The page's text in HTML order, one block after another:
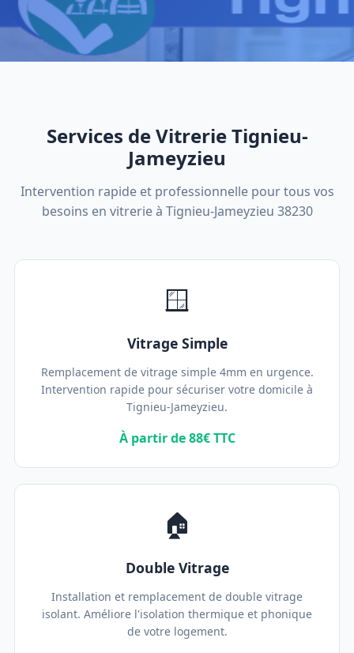
Services de Vitrerie Tignieu-
Jameyzieu
Intervention rapide et professionnelle pour tous vos
besoins en vitrerie à Tignieu-Jameyzieu 38230
🪟
Vitrage Simple
Remplacement de vitrage simple 4mm en urgence.
Intervention rapide pour sécuriser votre domicile à
Tignieu-Jameyzieu.
À partir de 88€ TTC
🏠
Double Vitrage
Installation et remplacement de double vitrage
isolant. Améliore l'isolation thermique et phonique
de votre logement.